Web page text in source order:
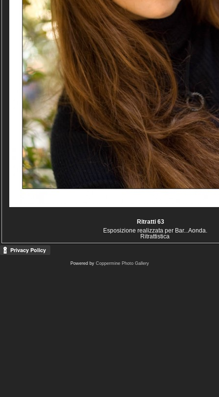
Ritratti 63
Esposizione realizzata per Bar...Aonda.
Ritrattistica
Powered by Coppermine Photo Gallery